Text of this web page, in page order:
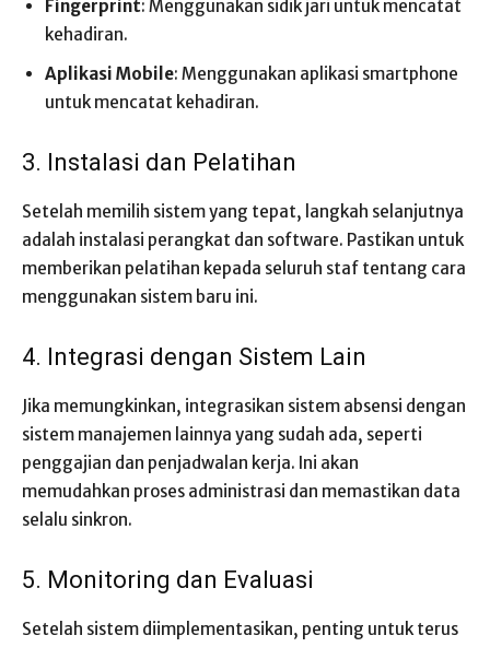
Fingerprint: Menggunakan sidik jari untuk mencatat
kehadiran.
Aplikasi Mobile: Menggunakan aplikasi smartphone
untuk mencatat kehadiran.
3. Instalasi dan Pelatihan
Setelah memilih sistem yang tepat, langkah selanjutnya
adalah instalasi perangkat dan software. Pastikan untuk
memberikan pelatihan kepada seluruh staf tentang cara
menggunakan sistem baru ini.
4. Integrasi dengan Sistem Lain
Jika memungkinkan, integrasikan sistem absensi dengan
sistem manajemen lainnya yang sudah ada, seperti
penggajian dan penjadwalan kerja. Ini akan
memudahkan proses administrasi dan memastikan data
selalu sinkron.
5. Monitoring dan Evaluasi
Setelah sistem diimplementasikan, penting untuk terus